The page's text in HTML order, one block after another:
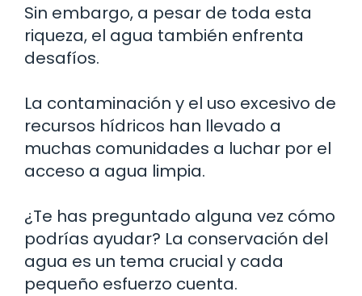
Sin embargo, a pesar de toda esta
riqueza, el agua también enfrenta
desafíos.
La contaminación y el uso excesivo de
recursos hídricos han llevado a
muchas comunidades a luchar por el
acceso a agua limpia.
¿Te has preguntado alguna vez cómo
podrías ayudar? La conservación del
agua es un tema crucial y cada
pequeño esfuerzo cuenta.